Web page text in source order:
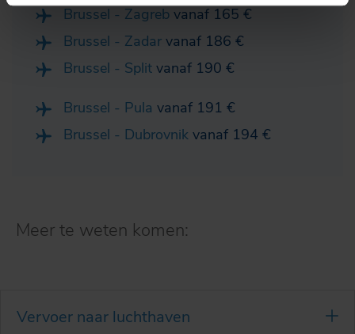
Brussel - Zagreb vanaf 165 €
Brussel - Zadar vanaf 186 €
Brussel - Split vanaf 190 €
Brussel - Pula vanaf 191 €
Brussel - Dubrovnik vanaf 194 €
Meer te weten komen:
Vervoer naar luchthaven